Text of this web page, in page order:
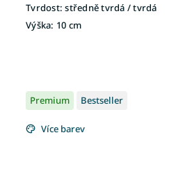
Tvrdost: středně tvrdá / tvrdá
Výška: 10 cm
Premium Bestseller
Více barev